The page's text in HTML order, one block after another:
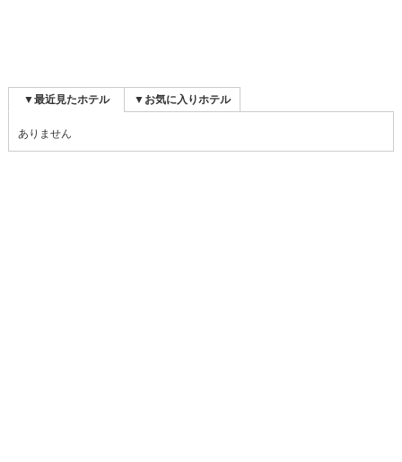
▼最近見たホテル
ありません
▼お気に入りホテル